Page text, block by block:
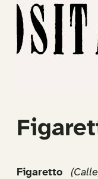
Figaretto